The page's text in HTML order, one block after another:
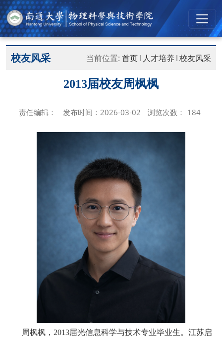
当前位置: 首页 人才培养 校友风采
校友风采
2013届校友周枫枫
责任编辑： 发布时间：2026-03-02 浏览次数： 184
周枫枫，2013届光信息科学与技术专业毕业生。江苏启